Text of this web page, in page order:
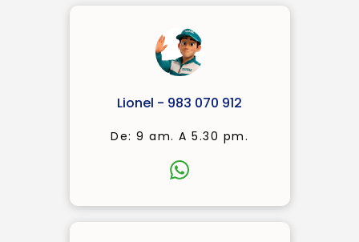
Lionel - 983 070 912
De: 9 am. A 5.30 pm.